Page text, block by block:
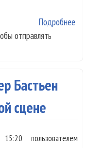
Подробнее
отправлять
Бастьен
сцене
пользователем